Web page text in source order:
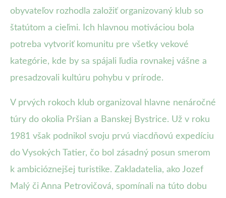
obyvateľov rozhodla založiť organizovaný klub so
štatútom a cieľmi. Ich hlavnou motiváciou bola
potreba vytvoriť komunitu pre všetky vekové
kategórie, kde by sa spájali ľudia rovnakej vášne a
presadzovali kultúru pohybu v prírode.
V prvých rokoch klub organizoval hlavne nenáročné
túry do okolia Pršian a Banskej Bystrice. Už v roku
1981 však podnikol svoju prvú viacdňovú expedíciu
do Vysokých Tatier, čo bol zásadný posun smerom
k ambicióznejšej turistike. Zakladatelia, ako Jozef
Malý či Anna Petrovičová, spomínali na túto dobu